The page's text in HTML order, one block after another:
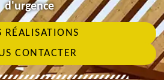
d'urgence
RÉALISATIONS
CONTACTER